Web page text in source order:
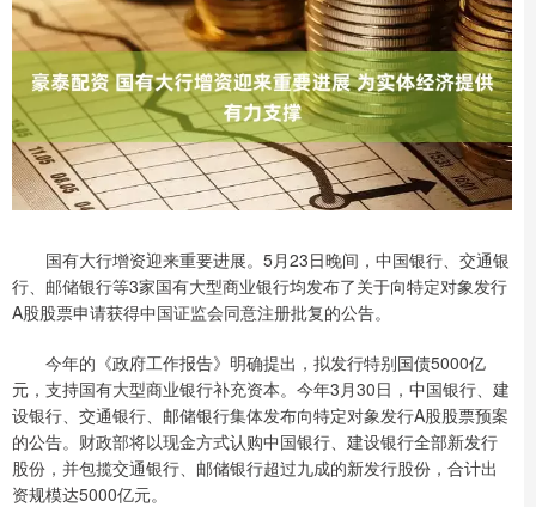
国有大行增资迎来重要进展。5月23日晚间，中国银行、交通银
行、邮储银行等3家国有大型商业银行均发布了关于向特定对象发行
A股股票申请获得中国证监会同意注册批复的公告。
今年的《政府工作报告》明确提出，拟发行特别国债5000亿
元，支持国有大型商业银行补充资本。今年3月30日，中国银行、建
设银行、交通银行、邮储银行集体发布向特定对象发行A股股票预案
的公告。财政部将以现金方式认购中国银行、建设银行全部新发行
股份，并包揽交通银行、邮储银行超过九成的新发行股份，合计出
资规模达5000亿元。